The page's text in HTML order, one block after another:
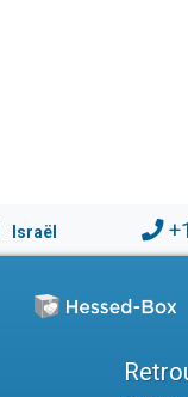
Israël